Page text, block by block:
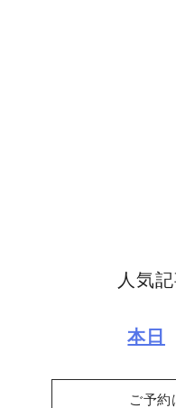
人気
本日
ご予